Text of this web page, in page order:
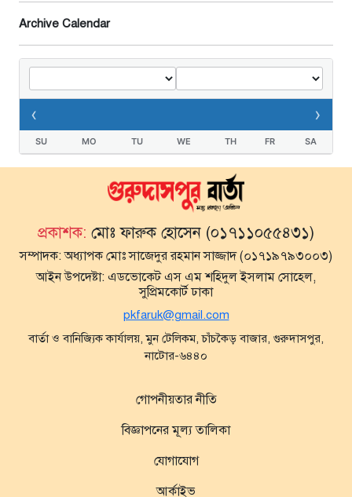
Archive Calendar
‹ ›
SU MO TU WE TH FR SA
প্রকাশক: মোঃ ফারুক হোসেন (০১৭১১০৫৫৪৩১)
সম্পাদক:অধ্যাপক মোঃ সাজেদুর রহমান সাজ্জাদ (০১৭১৯৭৯৩০০৩)
আইন উপদেষ্টা: এডভোকেট এস এম শহিদুল ইসলাম সোহেল,
সুপ্রিমকোর্ট ঢাকা
pkfaruk@gmail.com
বার্তা ও বানিজ্যিক কার্যালয়, মুন টেলিকম, চাঁচকৈড় বাজার, গুরুদাসপুর,
নাটোর-৬৪৪০
গোপনীয়তার নীতি
বিজ্ঞাপনের মূল্য তালিকা
যোগাযোগ
আর্কাইভ